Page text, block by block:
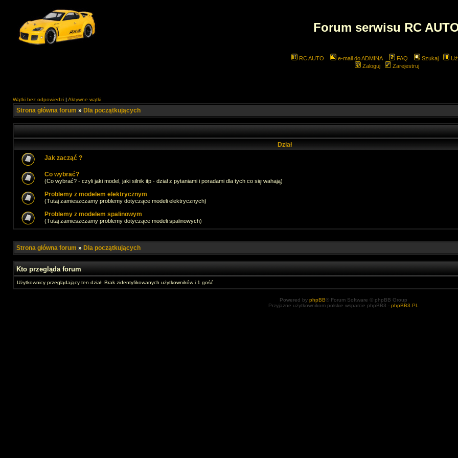
Forum serwisu RC
RC AUTO e-mail do ADMINA FAQ Szukaj
Zaloguj
Zarejestruj
Wątki bez odpowiedzi | Aktywne wątki
Strona główna forum » Dla początkujących
Dział
Jak zacząć ?
Co wybrać?
(Co wybrać? - czyli jaki model, jaki silnik itp - dział z pytaniami i poradami dla tych co się wahają)
Problemy z modelem elektrycznym
(Tutaj zamieszczamy problemy dotyczące modeli elektrycznych)
Problemy z modelem spalinowym
(Tutaj zamieszczamy problemy dotyczące modeli spalinowych)
Strona główna forum » Dla początkujących
Kto przegląda forum
Użytkownicy przeglądający ten dział: Brak zidentyfikowanych użytkowników i 1 gość
Powered by phpBB® Forum Software © phpBB Group
Przyjazne użytkownikom polskie wsparcie phpBB3 - phpBB3.PL